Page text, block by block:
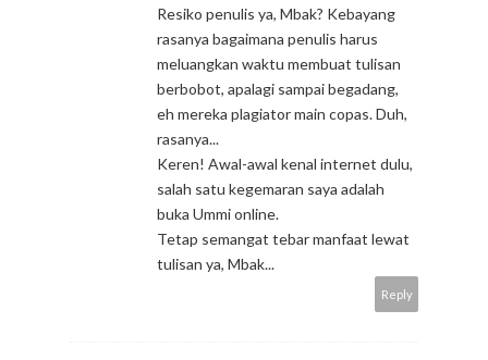
Resiko penulis ya, Mbak? Kebayang
rasanya bagaimana penulis harus
meluangkan waktu membuat tulisan
berbobot, apalagi sampai begadang,
eh mereka plagiator main copas. Duh,
rasanya...
Keren! Awal-awal kenal internet dulu,
salah satu kegemaran saya adalah
buka Ummi online.
Tetap semangat tebar manfaat lewat
tulisan ya, Mbak...
Reply